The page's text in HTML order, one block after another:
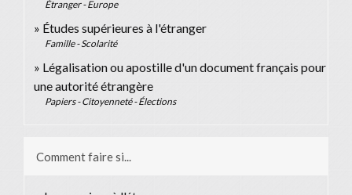
Étranger - Europe
Études supérieures à l'étranger
Famille - Scolarité
Légalisation ou apostille d'un document français pour
une autorité étrangère
Papiers - Citoyenneté - Élections
Comment faire si...